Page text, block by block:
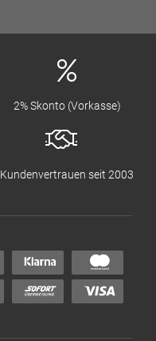
2% Skonto (Vorkasse)
Kundenvertrauen seit 2003